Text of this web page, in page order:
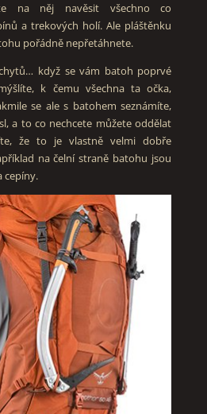
na něj navěsit všechno co
a trekových holí. Ale pláštěnku
pořádně nepřetáhnete.
když se vám batoh poprvé
k čemu všechna ta očka,
se ale s batohem seznámíte,
a to co nechcete můžete oddělat
že to je vlastně velmi dobře
na čelní straně batohu jsou
cepíny.